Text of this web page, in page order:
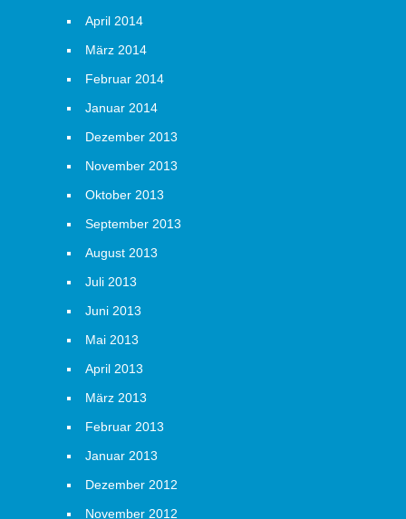
April 2014
März 2014
Februar 2014
Januar 2014
Dezember 2013
November 2013
Oktober 2013
September 2013
August 2013
Juli 2013
Juni 2013
Mai 2013
April 2013
März 2013
Februar 2013
Januar 2013
Dezember 2012
November 2012